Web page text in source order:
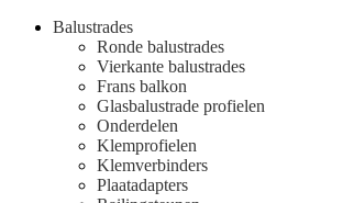
Balustrades
Ronde balustrades
Vierkante balustrades
Frans balkon
Glasbalustrade profielen
Onderdelen
Klemprofielen
Klemverbinders
Plaatadapters